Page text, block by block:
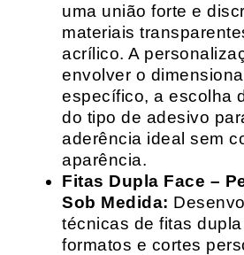
uma união forte e
materiais
acrílico. A
envolver o
específico, a escolha
do tipo de adesivo
aderência ideal sem
aparência.
Fitas Dupla Face –
Sob Medida:
técnicas de fitas
formatos e cortes